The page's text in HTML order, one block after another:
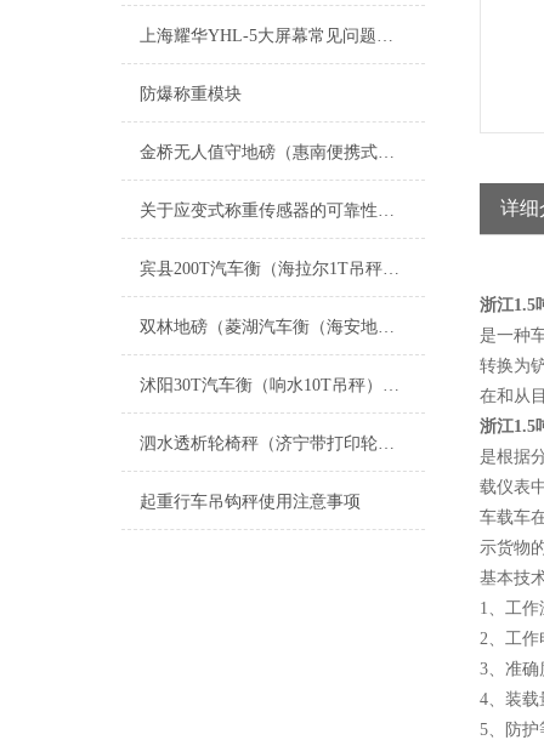
上海耀华YHL-5大屏幕常见问题及解决办法
防爆称重模块
金桥无人值守地磅（惠南便携式汽车衡）周家渡电子秤）古北电子地磅维修
关于应变式称重传感器的可靠性问题
宾县200T汽车衡（海拉尔1T吊秤）突泉汽车地磅）五常80T地磅维修
双林地磅（菱湖汽车衡（海安地磅）如皋汽车衡）塔河地磅）呼玛汽车衡维修
沭阳30T汽车衡（响水10T吊秤）句容60T地磅）武进汽车磅称维修
泗水透析轮椅秤（济宁带打印轮椅秤）奎文超低台面轮椅地磅秤维修
起重行车吊钩秤使用注意事项
详细
浙江1.5
是一种
转换为
在和从
浙江1.5
是根据
载仪表
车载车
示货物
基本技
1、工作
2、工作
3、准确
4、装载
5、防护